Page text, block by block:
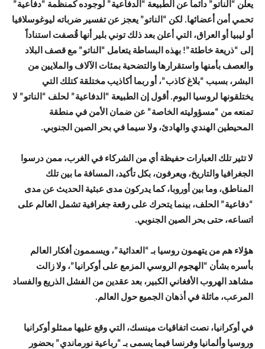
يعلن “الناتو” دائماً عن الطبيعة “الدفاعية” لوجوده كمنظمة “دفاعية”
تحمي أمن أعضائها. لكن “الناتو” يعجز عن تفسير ضرباته ليوغوسلافيا
أو ليبيا أو العراق، التي أعلن بعد ذلك توني بلير أنها قُصفت استناداً
إلى “ذريعة خاطئة”! بهذه البساطة يتعامل “الناتو” مع قصف البلاد
والعصف بأمنها واستقرارها والتضحية بمئات الآلاف والملايين من
البشر، بسبب “بلاغ كاذب”، أو ربما أكاذيب مختلقة كتلك التي
يختلقونها لروسيا اليوم. أقول إن الطبيعة “الدفاعية” لحلف “الناتو” لا
تمنعه من “مسؤوليته الخاصة” عن ضمان الأمن في منطقة
المحيطين الهندي والهادئ، ولا سيما في بحر الصين الجنوبي.
لا تثير تلك العبارات حفيظة أي من الشركاء في الغرب، ممن درسوا
الجغرافيا والتاريخ، ويعرفون، بكل تأكيد، المسافة ما بين تلك
المناطق، وما بين أوروبا، كما يدركون مدى عبثية الحديث عن مدى
“دفاعية” الحلف، بينما يتحرك على رقعة جغرافية تشمل العالم على
اتساعه، حتى بحر الصين الجنوبي.
هؤلاء هم من يتهمون روسيا بـ “العدائية”، ويسممون أفكار العالم
بأسره بشأن “الهجوم الروسي المزمع على أوكرانيا”، ولا زالت
مشاهد الهروب الأفغاني الكبير، بعد عقدين من الفشل الذريع والفساد
المرعب، ماثلة في أذهان الجميع حول العالم.
في أوكرانيا، نصت اتفاقيات مينسك، التي وقع عليها ممثلو أوكرانيا
وروسيا وألمانيا وفرنسا فيما يسمى بـ “رباعية نورماندي” بحضور